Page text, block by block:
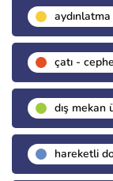
aydınlatma
çatı - cephe
dış mekan
hareketli